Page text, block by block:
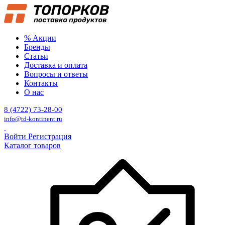
% Акции
Бренды
Статьи
Доставка и оплата
Вопросы и ответы
Контакты
О нас
8 (4722) 73-28-00
info@td-kontinent.ru
Войти Регистрация
Каталог товаров